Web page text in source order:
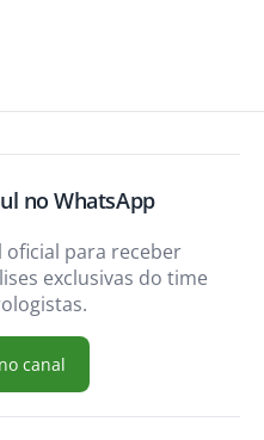
no WhatsApp
oficial para receber
exclusivas do time
canal